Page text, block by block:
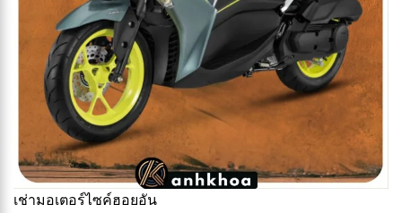
เช่ามอเตอร์ไซค์ฮอยอัน